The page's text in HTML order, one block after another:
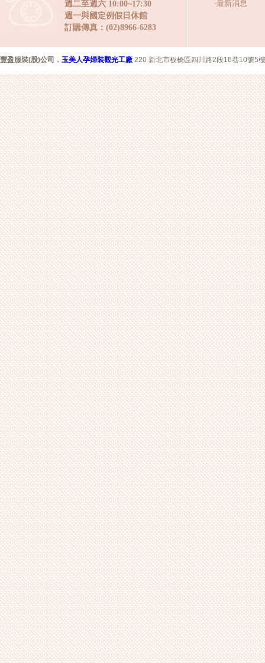
週二至週六 10:00~17:30
週一與國定例假日休館
訂購傳真：(02)8966-6283
‧最新消息
豐盈服裝(股)公司 ． 玉美人孕婦裝觀光工廠 220 新北市板橋區四川路2段16巷10號